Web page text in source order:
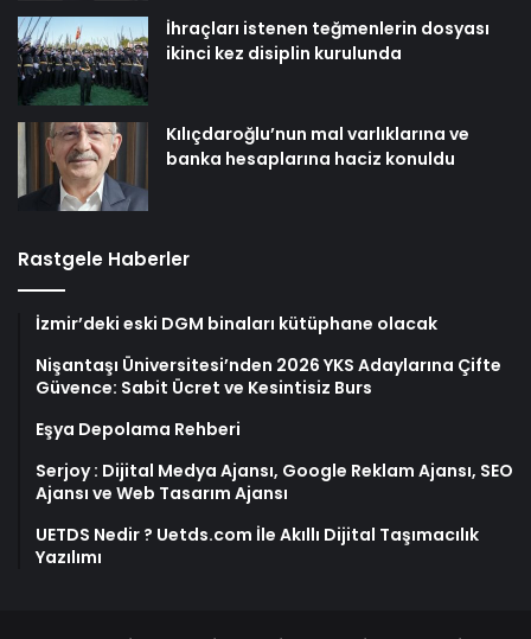
İhraçları istenen teğmenlerin dosyası
ikinci kez disiplin kurulunda
Kılıçdaroğlu’nun mal varlıklarına ve
banka hesaplarına haciz konuldu
Rastgele Haberler
İzmir’deki eski DGM binaları kütüphane olacak
Nişantaşı Üniversitesi’nden 2026 YKS Adaylarına Çifte
Güvence: Sabit Ücret ve Kesintisiz Burs
Eşya Depolama Rehberi
Serjoy : Dijital Medya Ajansı, Google Reklam Ajansı, SEO
Ajansı ve Web Tasarım Ajansı
UETDS Nedir ? Uetds.com İle Akıllı Dijital Taşımacılık
Yazılımı